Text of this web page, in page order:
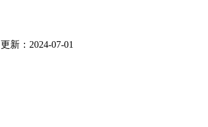
更新：2024-07-01